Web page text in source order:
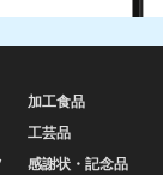
加工食品
工芸品
感謝状・記念品